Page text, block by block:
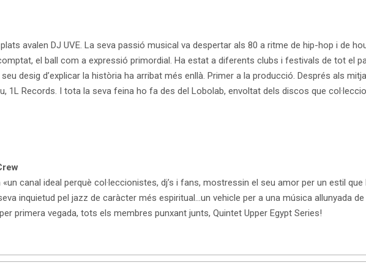
avalen DJ UVE. La seva passió musical va despertar als 80 a ritme de hip-hop i de
el ball com a expressió primordial. Ha estat a diferents clubs i festivals de tot el
desig d’explicar la història ha arribat més enllà. Primer a la producció. Després als
1L Records. I tota la seva feina ho fa des del Lobolab, envoltat dels discos que
canal ideal perquè col·leccionistes, dj’s i fans, mostressin el seu amor per un estil
inquietud pel jazz de caràcter més espiritual…un vehicle per a una música allunyada
primera vegada, tots els membres punxant junts, Quintet Upper Egypt Series!